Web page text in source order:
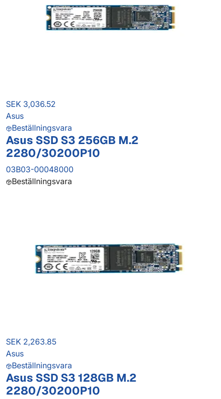
SEK 3,036.52
Asus
Beställningsvara
Asus SSD S3 256GB M.2
2280/30200P10
03B03-00048000
Beställningsvara
SEK 2,263.85
Asus
Beställningsvara
Asus SSD S3 128GB M.2
2280/30200P10